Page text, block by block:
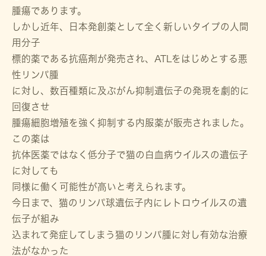
腫瘍であります。
しかし近年、日本発創薬として全く新しいタイプの人間
用分子
標的薬である抗癌剤が発売され、ATLをはじめとする悪
性リンパ腫
に対し、数百種類に及ぶがん抑制遺伝子の発現を劇的に
回復させ
腫瘍細胞増殖を強く抑制する内服薬が販売されました。
この薬は
抗体医薬ではなく低分子で猫の白血病ウイルスの遺伝子
に対しても
同様に働く可能性が高いと考えられます。
今日まで、猫のリンパ球遺伝子内にレトロウイルスの遺
伝子が組み
込まれて発症してしまう猫のリンパ腫に対し有効な治療
法がなかった